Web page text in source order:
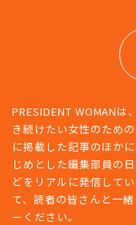
PRESIDENT WOMAN
き続けたい女性のため
に掲載した記事のほか
じめとした編集部員の
どをリアルに発信して
て、読者の皆さんと一
ーください。